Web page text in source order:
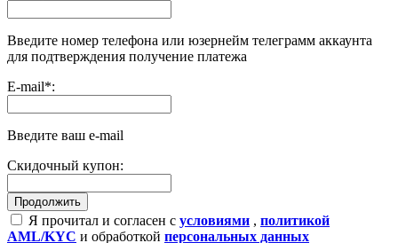
Введите номер телефона или юзернейм телеграмм аккаунта
для подтверждения получение платежа
E-mail*:
Введите ваш e-mail
Скидочный купон:
Я прочитал и согласен с условиями , политикой
AML/KYC и обработкой персональных данных